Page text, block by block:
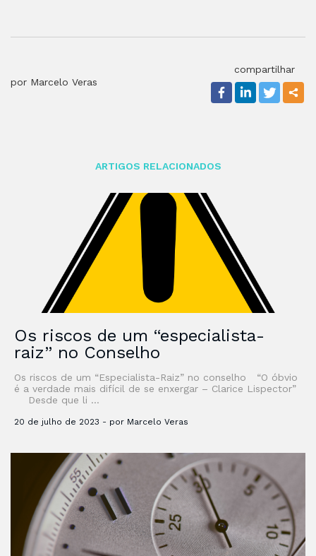
por Marcelo Veras
compartilhar
ARTIGOS RELACIONADOS
Os riscos de um “especialista-
raiz” no Conselho
Os riscos de um “Especialista-Raiz” no conselho “O óbvio
é a verdade mais difícil de se enxergar – Clarice Lispector”
Desde que li …
20 de julho de 2023 - por Marcelo Veras